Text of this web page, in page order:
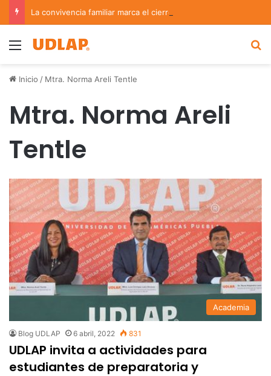
Menu
Inicio / Mtra. Norma Areli Tentle
Mtra. Norma Areli
Tentle
Academia
Blog UDLAP 6 abril, 2022 831
UDLAP invita a actividades para
estudiantes de preparatoria y